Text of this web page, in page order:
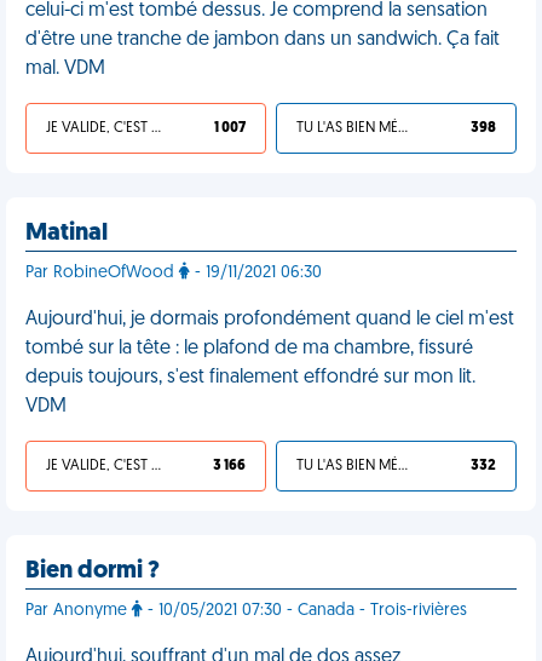
celui-ci m'est tombé dessus. Je comprend la sensation
d'être une tranche de jambon dans un sandwich. Ça fait
mal. VDM
JE VALIDE, C'EST UNE VDM 1 007 TU L'AS BIEN MÉRITÉ 398
Matinal
Par RobineOfWood - 19/11/2021 06:30
Aujourd'hui, je dormais profondément quand le ciel m'est
tombé sur la tête : le plafond de ma chambre, fissuré
depuis toujours, s'est finalement effondré sur mon lit.
VDM
JE VALIDE, C'EST UNE VDM 3 166 TU L'AS BIEN MÉRITÉ 332
Bien dormi ?
Par Anonyme - 10/05/2021 07:30 - Canada - Trois-rivières